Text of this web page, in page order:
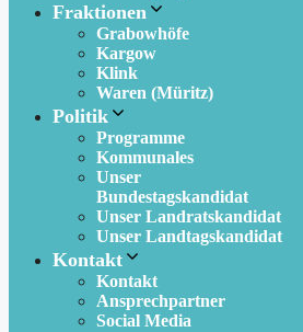
Fraktionen
Grabowhöfe
Kargow
Klink
Waren (Müritz)
Politik
Programme
Kommunales
Unser
Bundestagskandidat
Unser Landratskandidat
Unser Landtagskandidat
Kontakt
Kontakt
Ansprechpartner
Social Media